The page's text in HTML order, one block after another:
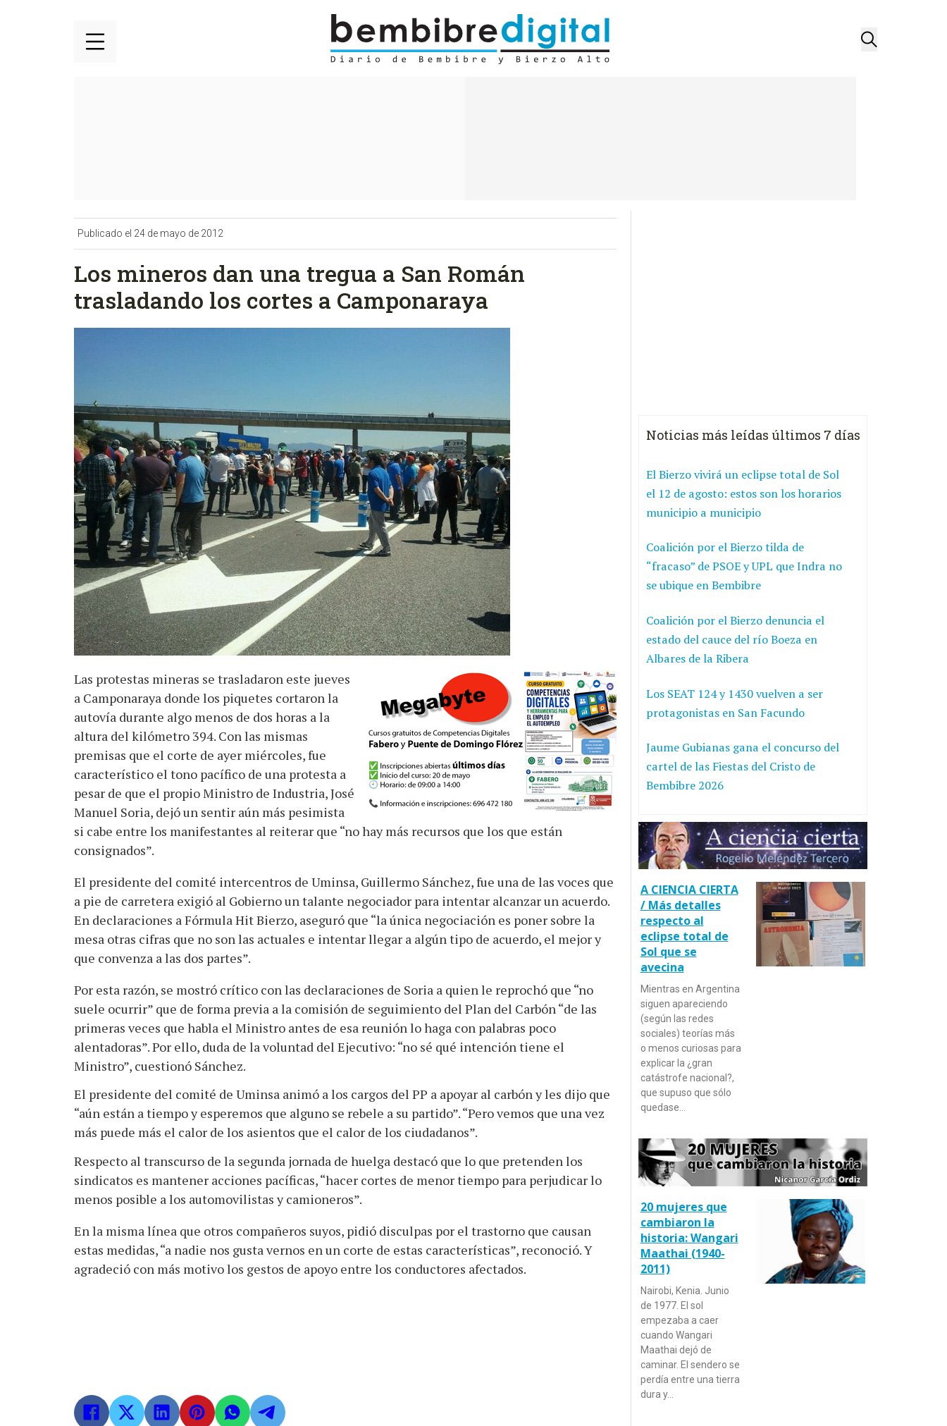
Publicado el 24 de mayo de 2012
Los mineros dan una tregua a San Román
trasladando los cortes a Camponaraya
Las protestas mineras se trasladaron este jueves
a Camponaraya donde los piquetes cortaron la
autovía durante algo menos de dos horas a la
altura del kilómetro 394. Con las mismas
premisas que el corte de ayer miércoles, fue
característico el tono pacífico de una protesta a
pesar de que el propio Ministro de Industria, José
Manuel Soria, dejó un sentir aún más pesimista
si cabe entre los manifestantes al reiterar que “no hay más recursos que los que están
consignados”.
El presidente del comité intercentros de Uminsa, Guillermo Sánchez, fue una de las voces que
a pie de carretera exigió al Gobierno un talante negociador para intentar alcanzar un acuerdo.
En declaraciones a Fórmula Hit Bierzo, aseguró que “la única negociación es poner sobre la
mesa otras cifras que no son las actuales e intentar llegar a algún tipo de acuerdo, el mejor y
que convenza a las dos partes”.
Por esta razón, se mostró crítico con las declaraciones de Soria a quien le reprochó que “no
suele ocurrir” que de forma previa a la comisión de seguimiento del Plan del Carbón “de las
primeras veces que habla el Ministro antes de esa reunión lo haga con palabras poco
alentadoras”. Por ello, duda de la voluntad del Ejecutivo: “no sé qué intención tiene el
Ministro”, cuestionó Sánchez.
El presidente del comité de Uminsa animó a los cargos del PP a apoyar al carbón y les dijo que
“aún están a tiempo y esperemos que alguno se rebele a su partido”. “Pero vemos que una vez
más puede más el calor de los asientos que el calor de los ciudadanos”.
Respecto al transcurso de la segunda jornada de huelga destacó que lo que pretenden los
sindicatos es mantener acciones pacíficas, “hacer cortes de menor tiempo para perjudicar lo
menos posible a los automovilistas y camioneros”.
En la misma línea que otros compañeros suyos, pidió disculpas por el trastorno que causan
estas medidas, “a nadie nos gusta vernos en un corte de estas características”, reconoció. Y
agradeció con más motivo los gestos de apoyo entre los conductores afectados.
Noticias más leídas últimos 7 días
El Bierzo vivirá un eclipse total de Sol
el 12 de agosto: estos son los horarios
municipio a municipio
Coalición por el Bierzo tilda de
“fracaso” de PSOE y UPL que Indra no
se ubique en Bembibre
Coalición por el Bierzo denuncia el
estado del cauce del río Boeza en
Albares de la Ribera
Los SEAT 124 y 1430 vuelven a ser
protagonistas en San Facundo
Jaume Gubianas gana el concurso del
cartel de las Fiestas del Cristo de
Bembibre 2026
A CIENCIA CIERTA
/ Más detalles
respecto al
eclipse total de
Sol que se
avecina
Mientras en Argentina
siguen apareciendo
(según las redes
sociales) teorías más
o menos curiosas para
explicar la ¿gran
catástrofe nacional?,
que supuso que sólo
quedase…
20 mujeres que
cambiaron la
historia: Wangari
Maathai (1940-
2011)
Nairobi, Kenia. Junio
de 1977. El sol
empezaba a caer
cuando Wangari
Maathai dejó de
caminar. El sendero se
perdía entre una tierra
dura y…